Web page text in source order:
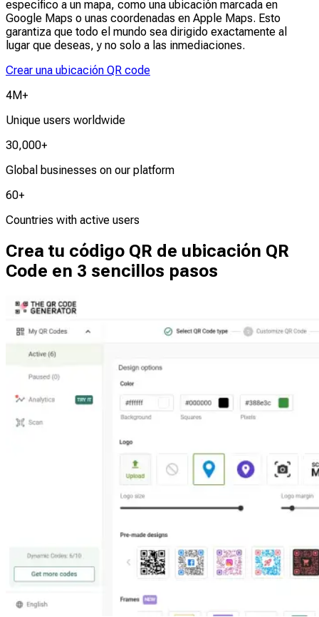
específico a un mapa, como una ubicación marcada en
Google Maps o unas coordenadas en Apple Maps. Esto
garantiza que todo el mundo sea dirigido exactamente al
lugar que deseas, y no solo a las inmediaciones.
Crear una ubicación QR code
4M+
Unique users worldwide
30,000+
Global businesses on our platform
60+
Countries with active users
Crea tu código QR de ubicación QR
Code en 3 sencillos pasos